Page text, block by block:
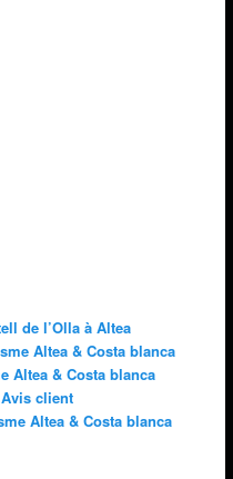
de l’Olla à Altea
Altea & Costa blanca
Altea & Costa blanca
Avis client
Altea & Costa blanca